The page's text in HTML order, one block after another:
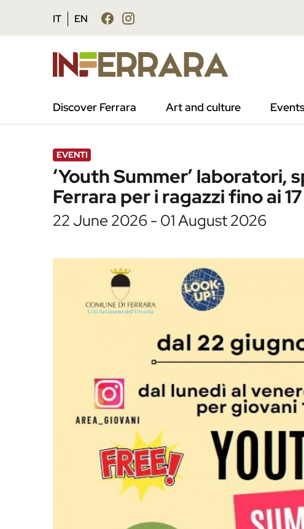
Vai al contenuto principale
Vai al footer
IT EN
Discover Ferrara Art and culture Events
/ Agenda / ‘Youth Summer’ laboratori, sport e
EVENTI
‘Youth Summer’ laboratori,
Ferrara per i ragazzi fino ai
22 June 2026 - 01 August 2026